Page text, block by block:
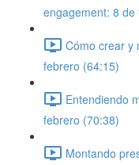
engagement: 8
Cómo crear y
febrero (64:15)
Entendiendo
febrero (70:38)
Montando